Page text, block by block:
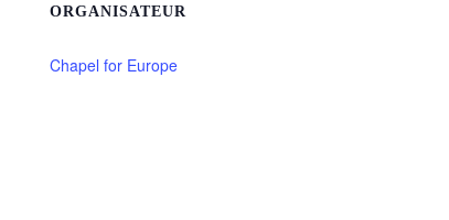
ORGANISATEUR
Chapel for Europe